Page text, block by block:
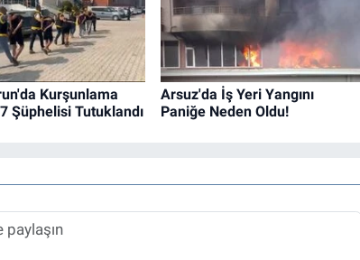
Kurşunlama
7 Şüphelisi Tutuklandı
Arsuz'da İş Yeri Yangını
Paniğe Neden Oldu!